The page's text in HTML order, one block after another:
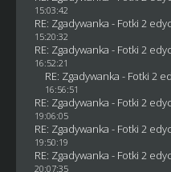
15:03:42
RE: Zgadywanka - Fotki 2
15:20:32
RE: Zgadywanka - Fotki 2
16:52:21
RE: Zgadywanka - Fotki 2
16:56:51
RE: Zgadywanka - Fotki 2
19:06:05
RE: Zgadywanka - Fotki 2
19:50:19
RE: Zgadywanka - Fotki 2
20:07:35